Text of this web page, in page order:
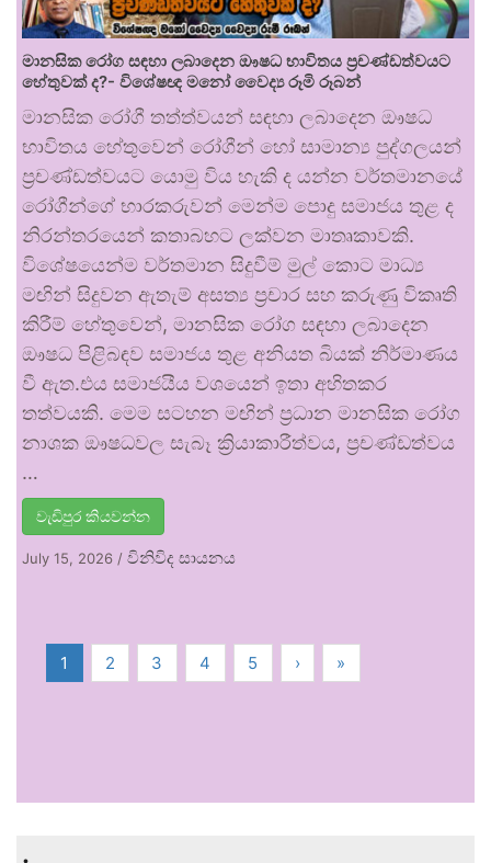
මානසික රෝග සඳහා ලබාදෙන ඖෂධ භාවිතය ප්‍රචණ්ඩත්වයට
හේතුවක් ද?- විශේෂඥ මනෝ වෛද්‍ය රූමි රූබන්
මානසික රෝගී තත්ත්වයන් සඳහා ලබාදෙන ඖෂධ
භාවිතය හේතුවෙන් රෝගීන් හෝ සාමාන්‍ය පුද්ගලයන්
ප්‍රචණ්ඩත්වයට යොමු විය හැකි ද යන්න වර්තමානයේ
රෝගීන්ගේ භාරකරුවන් මෙන්ම පොදු සමාජය තුළ ද
නිරන්තරයෙන් කතාබහට ලක්වන මාතෘකාවකි.
විශේෂයෙන්ම වර්තමාන සිදුවීම් මුල් කොට මාධ්‍ය
මඟින් සිදුවන ඇතැම් අසත්‍ය ප්‍රචාර සහ කරුණු විකෘති
කිරීම් හේතුවෙන්, මානසික රෝග සඳහා ලබාදෙන
ඖෂධ පිළිබඳව සමාජය තුළ අනියත බියක් නිර්මාණය
වී ඇත.එය සමාජයීය වශයෙන් ඉතා අහිතකර
තත්වයකි. මෙම සටහන මඟින් ප්‍රධාන මානසික රෝග
නාශක ඖෂධවල සැබෑ ක්‍රියාකාරීත්වය, ප්‍රචණ්ඩත්වය
…
වැඩිපුර කියවන්න
July 15, 2026 / විනිවිද සායනය
1 2 3 4 5 › »
.